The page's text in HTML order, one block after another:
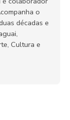
o
décadas e
Cultura e